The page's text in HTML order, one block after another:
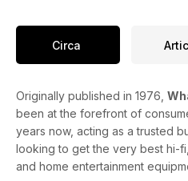
Circa
Originally published in 1976,
been at the forefront of
years now, acting as a trusted
looking to get the very best hi-
and home entertainment